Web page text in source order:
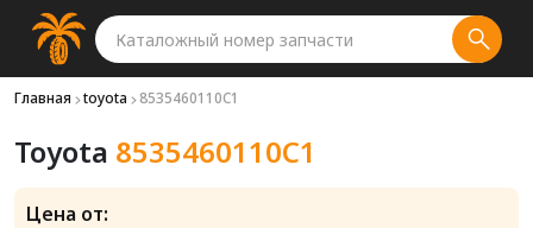
Главная toyota 8535460110C1
Toyota 8535460110C1
Цена от: